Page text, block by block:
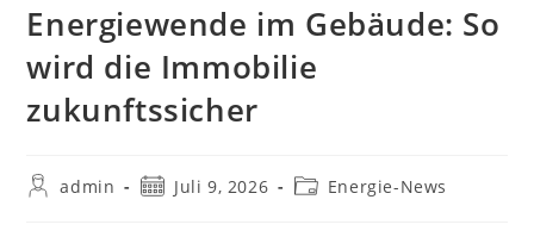
Energiewende im Gebäude: So
wird die Immobilie
zukunftssicher
Beitrags-
admin
BeitragJuli 9, 2026
Beitrags-
Energie-News